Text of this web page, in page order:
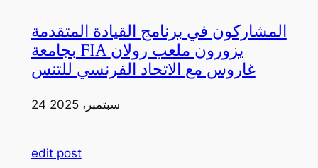
المشاركون في برنامج القيادة المتقدمة
بجامعة FIA يزورون ملعب رولان
غاروس مع الاتحاد الفرنسي للتنس
24 سبتمبر، 2025
edit post